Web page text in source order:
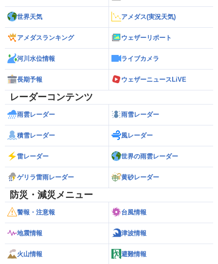
世界天気 アメダス(実況天気)
アメダスランキング ウェザーリポート
河川水位情報 ライブカメラ
長期予報 ウェザーニュースLiVE
レーダーコンテンツ
雨雲レーダー 雨雪レーダー
積雪レーダー 風レーダー
雷レーダー 世界の雨雲レーダー
ゲリラ雷雨レーダー 黄砂レーダー
防災・減災メニュー
警報・注意報 台風情報
地震情報 津波情報
火山情報 避難情報